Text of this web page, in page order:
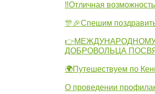
‼Отличная
🎊🎉Спешим
ДОБРОВОЛЬЦА
🌍Путешествуем по
О проведении